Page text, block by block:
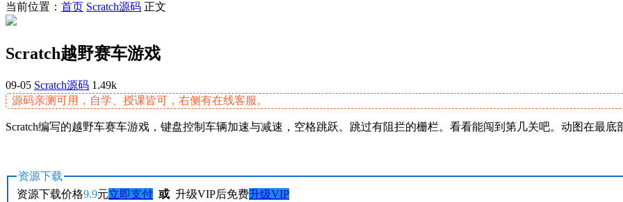
当前位置： 首页 Scratch源码 正文
Scratch越野赛车游戏
09-05 Scratch源码 1.49k
源码亲测可用，自学、授课皆可，右侧有在线客服。
Scratch编写的越野车赛车游戏，键盘控制车辆加速与减速，空格跳跃。跳过有阻拦的栅栏。看看能闯到第几关吧。动图在最底
资源下载
资源下载价格9.9元立即支付 或 升级VIP后免费升级VIP